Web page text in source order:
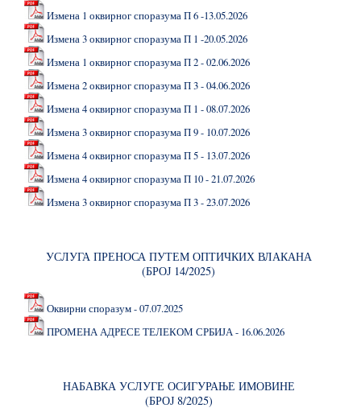
Измена 1 оквирног споразума П 6 -13.05.2026
Измена 3 оквирног споразума П 1 -20.05.2026
Измена 1 оквирног споразума П 2 - 02.06.2026
Измена 2 оквирног споразума П 3 - 04.06.2026
Измена 4 оквирног споразума П 1 - 08.07.2026
Измена 3 оквирног споразума П 9 - 10.07.2026
Измена 4 оквирног споразума П 5 - 13.07.2026
Измена 4 оквирног споразума П 10 - 21.07.2026
Измена 3 оквирног споразума П 3 - 23.07.2026
УСЛУГА ПРЕНОСА ПУТЕМ ОПТИЧКИХ ВЛАКАНА
(БРОЈ 14/2025)
Оквирни споразум - 07.07.2025
ПРОМЕНА АДРЕСЕ ТЕЛЕКОМ СРБИЈА - 16.06.2026
НАБАВКА УСЛУГЕ ОСИГУРАЊЕ ИМОВИНЕ
(БРОЈ 8/2025)